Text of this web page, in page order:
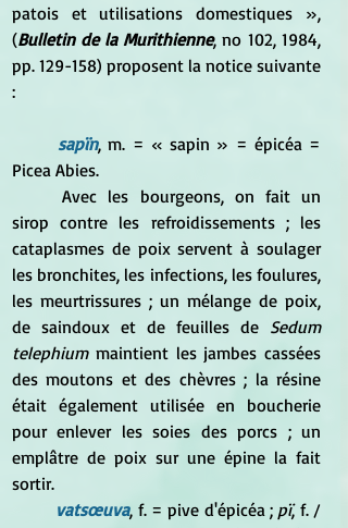
patois et utilisations domestiques »,
(Bulletin de la Murithienne, no 102,‎ 1984,
pp. 129-158) proposent la notice suivante
:
sapïn, m. = « sapin » = épicéa =
Picea Abies.
	Avec les bourgeons, on fait un
sirop contre les refroidissements ; les
cataplasmes de poix servent à soulager
les bronchites, les infections, les foulures,
les meurtrissures ; un mélange de poix,
de saindoux et de feuilles de Sedum
telephium maintient les jambes cassées
des moutons et des chèvres ; la résine
était également utilisée en boucherie
pour enlever les soies des porcs ; un
emplâtre de poix sur une épine la fait
sortir.
vatsœuva, f. = pive d'épicéa ; pï